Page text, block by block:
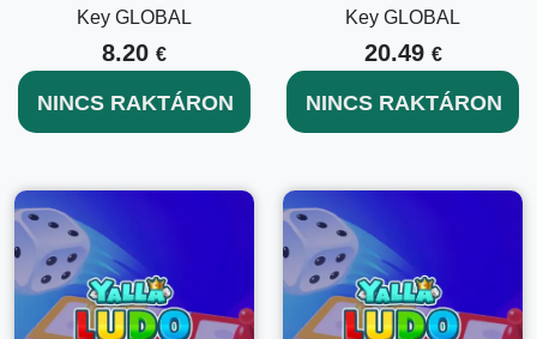
Key GLOBAL
8.20 €
NINCS RAKTÁRON
Key GLOBAL
20.49 €
NINCS RAKTÁRON